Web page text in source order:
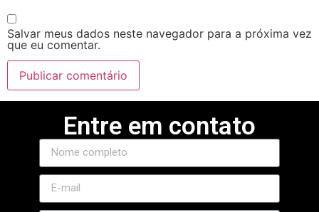
Salvar meus dados neste navegador para a próxima vez
que eu comentar.
Entre em contato